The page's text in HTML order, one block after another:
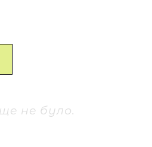
не було.